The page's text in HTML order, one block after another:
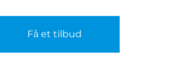
Få et tilbud